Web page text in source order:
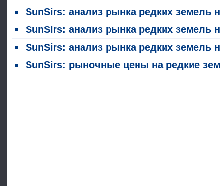
SunSirs: анализ рынка редких земель на 23
SunSirs: анализ рынка редких земель на 16
SunSirs: анализ рынка редких земель на 9
SunSirs: рыночные цены на редкие земли выросли на этой неделе (28 июня - 3 июля)